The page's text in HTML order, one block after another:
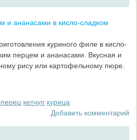
куриного филе в кисло-
перцем и ананасами. Вкусная и
рису или картофельному пюре.
кетчуп курица
Добавить комментарий